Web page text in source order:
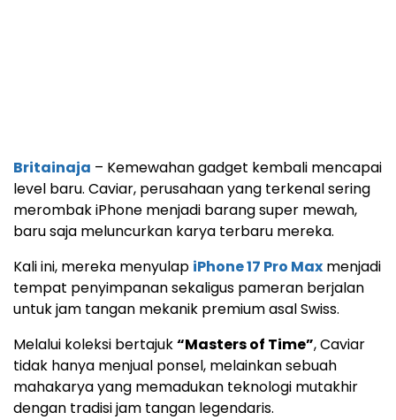
Britainaja – Kemewahan gadget kembali mencapai
level baru. Caviar, perusahaan yang terkenal sering
merombak iPhone menjadi barang super mewah,
baru saja meluncurkan karya terbaru mereka.
Kali ini, mereka menyulap iPhone 17 Pro Max menjadi
tempat penyimpanan sekaligus pameran berjalan
untuk jam tangan mekanik premium asal Swiss.
Melalui koleksi bertajuk“Masters of Time”, Caviar
tidak hanya menjual ponsel, melainkan sebuah
mahakarya yang memadukan teknologi mutakhir
dengan tradisi jam tangan legendaris.